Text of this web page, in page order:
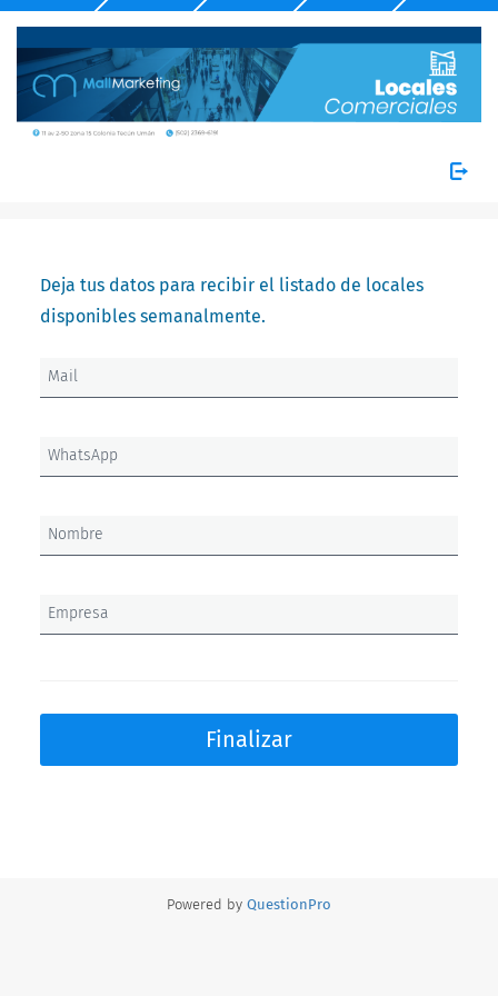
Deja tus datos para recibir el listado de locales
disponibles semanalmente.
Mail
WhatsApp
Nombre
Empresa
Finalizar
Powered by QuestionPro